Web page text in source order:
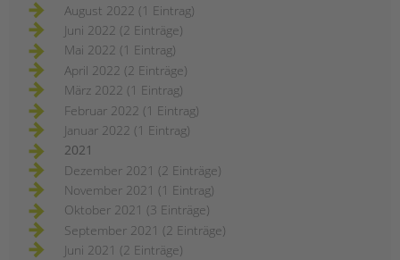
August 2022 (1 Eintrag)
Juni 2022 (2 Einträge)
Mai 2022 (1 Eintrag)
April 2022 (2 Einträge)
März 2022 (1 Eintrag)
Februar 2022 (1 Eintrag)
Januar 2022 (1 Eintrag)
2021
Dezember 2021 (2 Einträge)
November 2021 (1 Eintrag)
Oktober 2021 (3 Einträge)
September 2021 (2 Einträge)
Juni 2021 (2 Einträge)